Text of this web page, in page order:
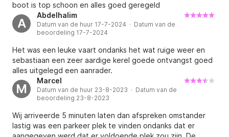
boot is top schoon en alles goed geregeld
A
Abdelhalim
Datum van de huur 17-7-2024 · Datum van de
beoordeling 17-7-2024
Het was een leuke vaart ondanks het wat ruige weer en
sebastiaan een zeer aardige kerel goede ontvangst goed
alles uitgelegd een aanrader.
M
Marcel
Datum van de huur 23-8-2023 · Datum van de
beoordeling 23-8-2023
Wij arriveerde 5 minuten laten dan afspreken omstander
lastig was een parkeer plek te vinden ondanks dat er